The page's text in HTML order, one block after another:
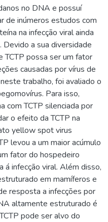
no DNA e possuí
de inúmeros estudos com
na infecção viral ainda
a sua diversidade
TCTP possa ser um fator
causadas por vírus de
trabalho, foi avaliado o
Para isso,
com TCTP silenciada por
o efeito da TCTP na
yellow spot virus
levou a um maior acúmulo
fator do hospedeiro
infecção viral. Além disso,
em mamíferos e
resposta a infecções por
altamente estruturado é
pode ser alvo do